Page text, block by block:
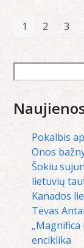
Page
1 Page
2 3
Pokalbis
Onos
Šokiu
lietuvių
Kanados
Tėvas
„Magnifica
enciklika